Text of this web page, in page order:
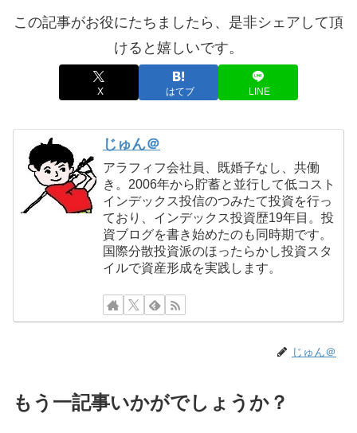
この記事がお役にたちましたら、是非シェアして頂
けると嬉しいです。
X はてブ LINE
じゅん＠
アラフィフ会社員、既婚子なし、共働
き。2006年から貯蓄と並行して低コスト
インデックス投信のつみたて投資を行っ
ており、インデックス投資歴19年目。投
資ブログを書き始めたのも同時期です。
国際分散投資派のほったらかし投資スタ
イルで資産形成を実践します。
じゅん＠
もう一記事いかがでしょうか？